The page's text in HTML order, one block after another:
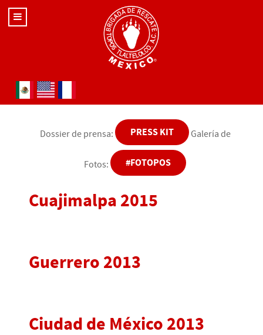
Seleccione su idioma
Dossier de prensa: PRESS KIT Galería de
Fotos: #FOTOPOS
Cuajimalpa 2015
Guerrero 2013
Ciudad de México 2013